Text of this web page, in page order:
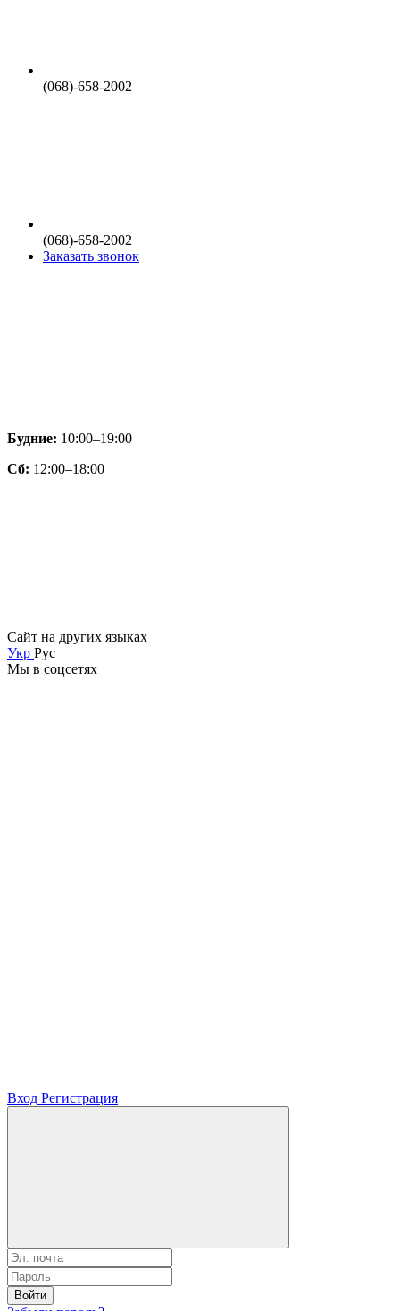
(068)-658-2002
(068)-658-2002
Заказать звонок
Будние: 10:00–19:00
Сб: 12:00–18:00
Сайт на других языках
Укр Рус
Мы в соцсетях
Вход Регистрация
Войти